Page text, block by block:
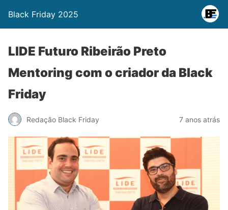
Black Friday 2025
LIDE Futuro Ribeirão Preto
Mentoring com o criador da Black
Friday
Redação Black Friday 7 anos atrás